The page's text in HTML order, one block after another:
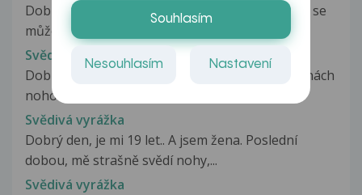
Dobrý den Myslíte že podle fotek které zasílám se
může jednat o svrab?Mám...
Svědivá vyrážka
Dobrý den, mám takový problém na obou stranách
nohou nad achillovou patou....
Svědivá vyrážka
Dobrý den, je mi 19 let.. A jsem žena. Poslední
dobou, mě strašně svědí nohy,...
Svědivá vyrážka
Souhlasím
Nesouhlasím Nastavení